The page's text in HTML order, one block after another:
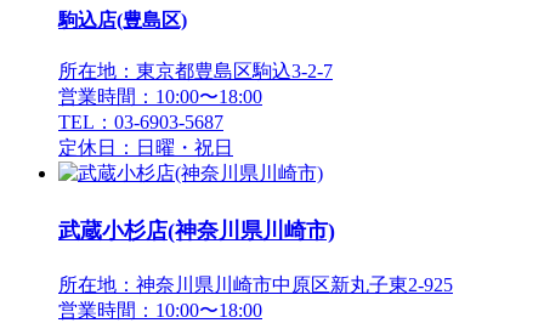
駒込店(豊島区)
所在地：東京都豊島区駒込3-2-7
営業時間：10:00〜18:00
TEL：03-6903-5687
定休日：日曜・祝日
武蔵小杉店(神奈川県川崎市)
所在地：神奈川県川崎市中原区新丸子東2-925
営業時間：10:00〜18:00